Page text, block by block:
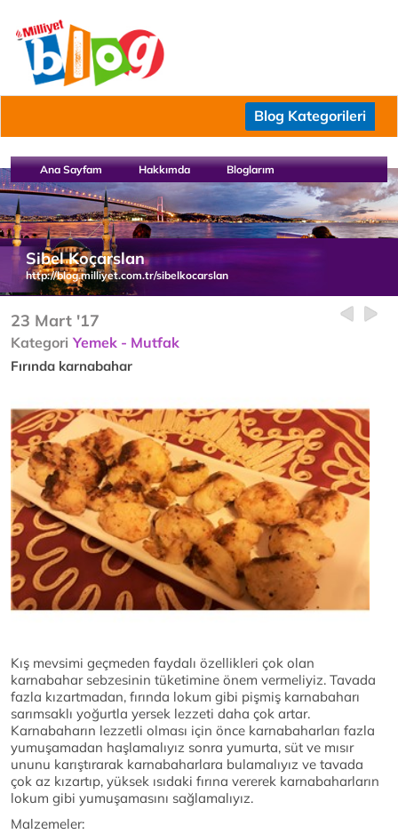
Blog Kategorileri
Ana Sayfam Hakkımda Bloglarım
Sibel Koçarslan
http://blog.milliyet.com.tr/sibelkocarslan
23 Mart '17
Kategori Yemek - Mutfak
Fırında karnabahar
Kış mevsimi geçmeden faydalı özellikleri çok olan
karnabahar sebzesinin tüketimine önem vermeliyiz. Tavada
fazla kızartmadan, fırında lokum gibi pişmiş karnabaharı
sarımsaklı yoğurtla yersek lezzeti daha çok artar.
Karnabaharın lezzetli olması için önce karnabaharları fazla
yumuşamadan haşlamalıyız sonra yumurta, süt ve mısır
ununu karıştırarak karnabaharlara bulamalıyız ve tavada
çok az kızartıp, yüksek ısıdaki fırına vererek karnabaharların
lokum gibi yumuşamasını sağlamalıyız.
Malzemeler: